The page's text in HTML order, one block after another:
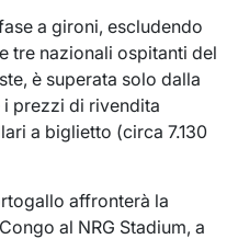
a gironi, escludendo
tre nazionali ospitanti del
è superata solo dalla
prezzi di rivendita
a biglietto (circa 7.130
affronterà la
al NRG Stadium, a